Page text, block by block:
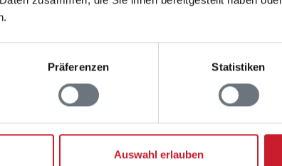
Präferenzen Statistiken
Auswahl erlauben